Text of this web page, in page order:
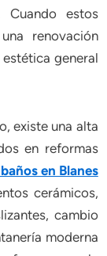
estos
renovación
general
existe una alta
en reformas
en Blanes
cerámicos,
cambio
moderna